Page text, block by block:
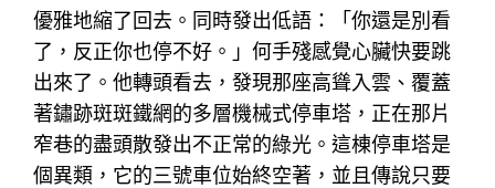
優雅地縮了回去。同時發出低語：「你還是別看
了，反正你也停不好。」何手殘感覺心臟快要跳
出來了。他轉頭看去，發現那座高聳入雲、覆蓋
著鏽跡斑斑鐵網的多層機械式停車塔，正在那片
窄巷的盡頭散發出不正常的綠光。這棟停車塔是
個異類，它的三號車位始終空著，並且傳說只要